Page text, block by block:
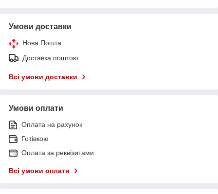
Умови доставки
Нова Пошта
Доставка поштою
Всі умови доставки
Умови оплати
Оплата на рахунок
Готівкою
Оплата за реквізитами
Всі умови оплати